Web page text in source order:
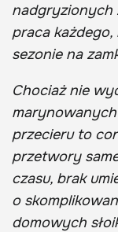
nadgryzionych
praca
sezonie na
Chociaż nie
przecieru to
przetwory
czasu, brak
o
domowych